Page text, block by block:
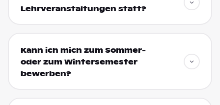
Lehrveranstaltungen statt?
Kann ich mich zum Sommer-
oder zum Wintersemester
bewerben?